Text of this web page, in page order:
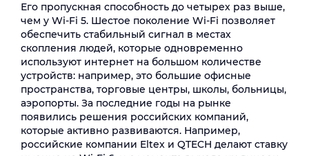
Его пропускная способность до четырех раз выше,
чем у Wi-Fi 5. Шестое поколение Wi-Fi позволяет
обеспечить стабильный сигнал в местах
скопления людей, которые одновременно
используют интернет на большом количестве
устройств: например, это большие офисные
пространства, торговые центры, школы, больницы,
аэропорты. За последние годы на рынке
появились решения российских компаний,
которые активно развиваются. Например,
российские компании Eltex и QTECH делают ставку